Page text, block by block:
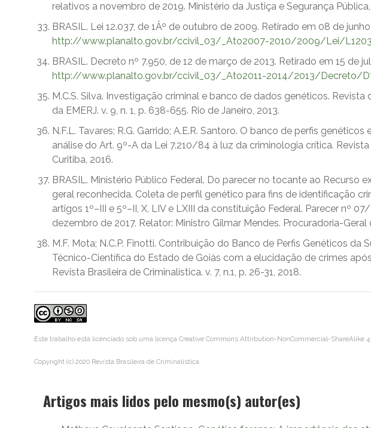
relativos a novembro de 2019. Ministério da Justiça e Segurança Pública,
BRASIL. Lei 12.037, de 1Âº de outubro de 2009. Retirado em 08 de
http://www.planalto.gov.br/ccivil_03/_Ato2007-2010/2009/Lei/
BRASIL. Decreto nº 7.950, de 12 de março de 2013. Retirado em 15 de
http://www.planalto.gov.br/ccivil_03/_Ato2011-2014/2013/Decreto/
M.C.S. Silva. Investigação criminal e banco de dados genéticos.
da EMERJ. v. 9, n. 1, p. 638-655. Rio de Janeiro, 2013.
N.F.L. Tavares; R.G. Garrido; A.E.R. Santoro. O banco de perfis
análise do Art. 9º-A da Lei 7.210/84 à luz da criminologia crítica. Revista
Curitiba, 2016.
BRASIL. Ministério Público Federal. Do parecer no tocante ao Recurso
geral reconhecida. Coleta de perfil genético para fins de identificação
artigos 1º–III e 5º–II, X, LIV e LXIII da constituição Federal. Parecer nº
dezembro de 2017. Relator: Ministro Gilmar Mendes. Procuradoria-Geral
M.F. Mota; N.C.P. Finotti. Contribuição do Banco de Perfis Genéticos da
Técnico-Científica do Estado de Goiás com a elucidação de crimes
Revista Brasileira de Criminalística. v. 7, n.1, p. 26-31, 2018.
Este trabalho está licenciado sob uma licença Creative Commons Attribution-NonCommercial-ShareAlike
Copyright (c) 2020 Revista Brasileira de Criminalística
Artigos mais lidos pelo mesmo(s) autor(es)